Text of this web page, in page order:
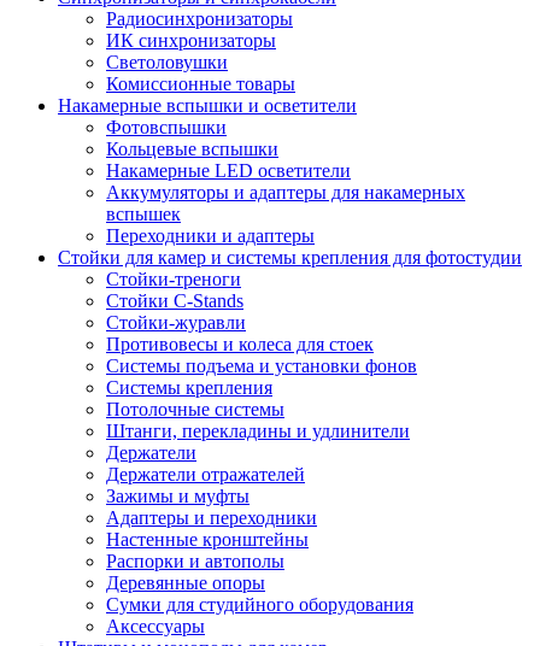
Радиосинхронизаторы
ИК синхронизаторы
Светоловушки
Комиссионные товары
Накамерные вспышки и осветители
Фотовспышки
Кольцевые вспышки
Накамерные LED осветители
Аккумуляторы и адаптеры для накамерных
вспышек
Переходники и адаптеры
Стойки для камер и системы крепления для фотостудии
Стойки-треноги
Стойки C-Stands
Стойки-журавли
Противовесы и колеса для стоек
Системы подъема и установки фонов
Системы крепления
Потолочные системы
Штанги, перекладины и удлинители
Держатели
Держатели отражателей
Зажимы и муфты
Адаптеры и переходники
Настенные кронштейны
Распорки и автополы
Деревянные опоры
Сумки для студийного оборудования
Аксессуары